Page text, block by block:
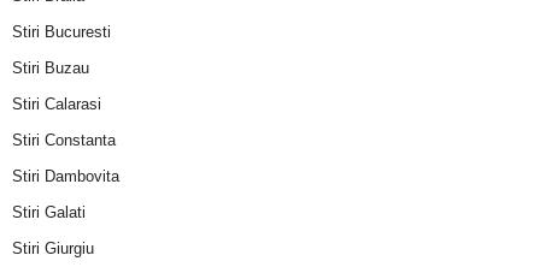
Stiri Bucuresti
Stiri Buzau
Stiri Calarasi
Stiri Constanta
Stiri Dambovita
Stiri Galati
Stiri Giurgiu